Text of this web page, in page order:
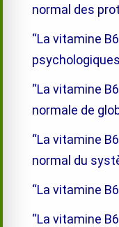
normal des
“La vitamine
“La vitamine
normale de
“La vitamine
normal du
“La vitamine
“La vitamine